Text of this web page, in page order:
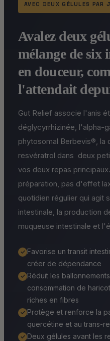
AVEC DEUX GÉLULES PAR
Avalez deux
mélange de six
en douceur,
l'attendait
Gut Relief associe l'anis
déglycyrrhizinée, l'alpha-
phytosomal Berbevis®, la
resvératrol dans deux
vos deux repas
préparation, pas d'effet
quotidien régulier qui agit
intestinale, la production
muqueuse intestinale et
✓ Favorise un transit
créer de dépendance
✓ Réduit les
consommation de
riches en fibres
✓ Protège et renforce la
quercétine et au trans-
✓ Deux gélules avant les